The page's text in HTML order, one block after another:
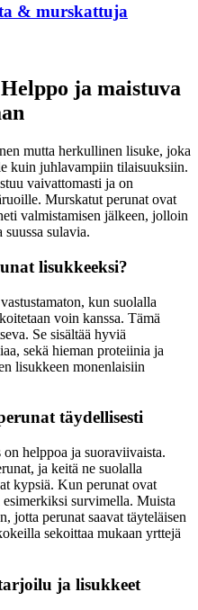
& murskattuja
ja maistuva
mutta herkullinen lisuke, joka
kuin juhlavampiin tilaisuuksiin.
vaivattomasti ja on
Murskatut perunat ovat
valmistamisen jälkeen, jolloin
sulavia.
lisukkeeksi?
kun suolalla
voin kanssa. Tämä
Se sisältää hyviä
sekä hieman proteiinia ja
lisukkeen monenlaisiin
täydellisesti
helppoa ja suoraviivaista.
ja keitä ne suolalla
kypsiä. Kun perunat ovat
survimella. Muista
jotta perunat saavat täyteläisen
sekoittaa mukaan yrttejä
ja lisukkeet